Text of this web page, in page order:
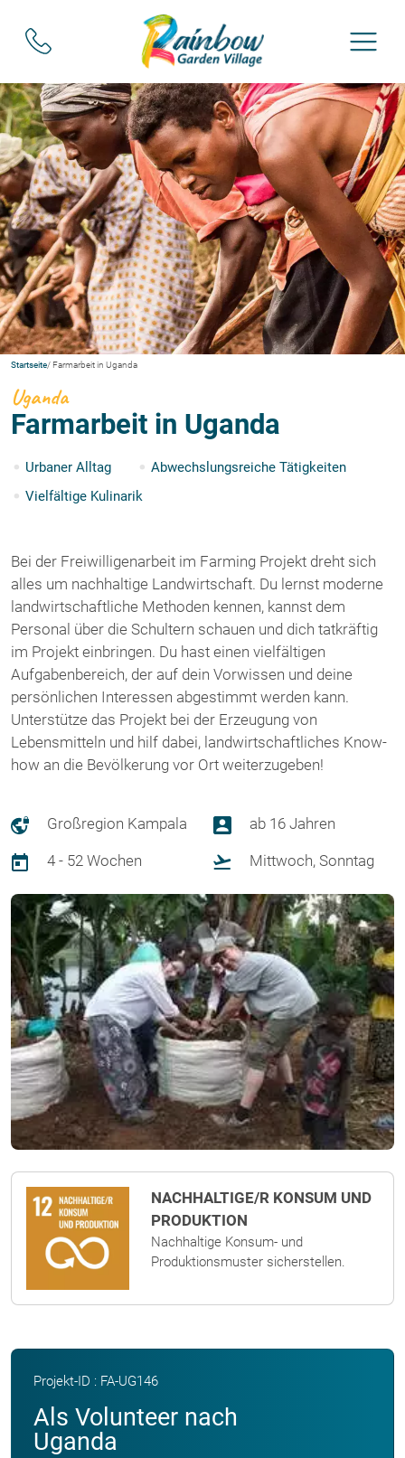
Startseite/ Farmarbeit in Uganda
Uganda
Farmarbeit in Uganda
Urbaner Alltag
Abwechslungsreiche Tätigkeiten
Vielfältige Kulinarik
Bei der Freiwilligenarbeit im Farming Projekt dreht sich
alles um nachhaltige Landwirtschaft. Du lernst moderne
landwirtschaftliche Methoden kennen, kannst dem
Personal über die Schultern schauen und dich tatkräftig
im Projekt einbringen. Du hast einen vielfältigen
Aufgabenbereich, der auf dein Vorwissen und deine
persönlichen Interessen abgestimmt werden kann.
Unterstütze das Projekt bei der Erzeugung von
Lebensmitteln und hilf dabei, landwirtschaftliches Know-
how an die Bevölkerung vor Ort weiterzugeben!
Großregion Kampala ab 16 Jahren
4 - 52 Wochen Mittwoch, Sonntag
NACHHALTIGE/R KONSUM UND
PRODUKTION
Nachhaltige Konsum- und
Produktionsmuster sicherstellen.
Projekt-ID : FA-UG146
Als Volunteer nach
Uganda